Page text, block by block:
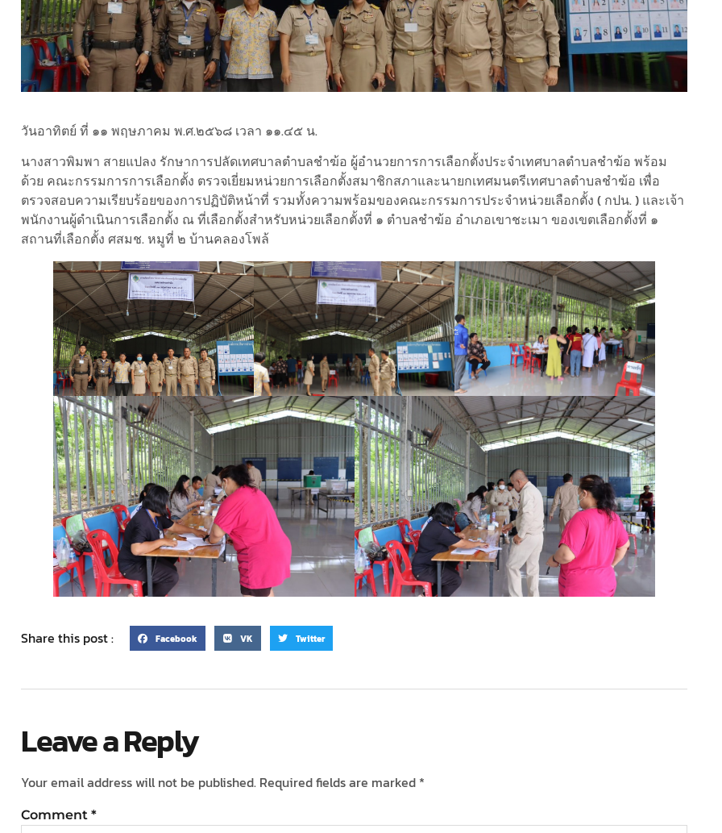
วันอาทิตย์ ที่ ๑๑ พฤษภาคม พ.ศ.๒๕๖๘ เวลา ๑๑.๔๕ น.
นางสาวพิมพา สายแปลง รักษาการปลัดเทศบาลตำบลชำฆ้อ ผู้อำนวยการการเลือกตั้งประจำเทศบาลตำบลชำฆ้อ พร้อม
ด้วย คณะกรรมการการเลือกตั้ง ตรวจเยี่ยมหน่วยการเลือกตั้งสมาชิกสภาและนายกเทศมนตรีเทศบาลตำบลชำฆ้อ เพื่อ
ตรวจสอบความเรียบร้อยของการปฏิบัติหน้าที่ รวมทั้งความพร้อมของคณะกรรมการประจำหน่วยเลือกตั้ง ( กปน. ) และเจ้า
พนักงานผู้ดำเนินการเลือกตั้ง ณ ที่เลือกตั้งสำหรับหน่วยเลือกตั้งที่ ๑ ตำบลชำฆ้อ อำเภอเขาชะเมา ของเขตเลือกตั้งที่ ๑
สถานที่เลือกตั้ง ศสมช. หมูที่ ๒ บ้านคลองโพล้
Share this post : Facebook VK Twitter
Leave a Reply
Your email address will not be published. Required fields are marked *
Comment *